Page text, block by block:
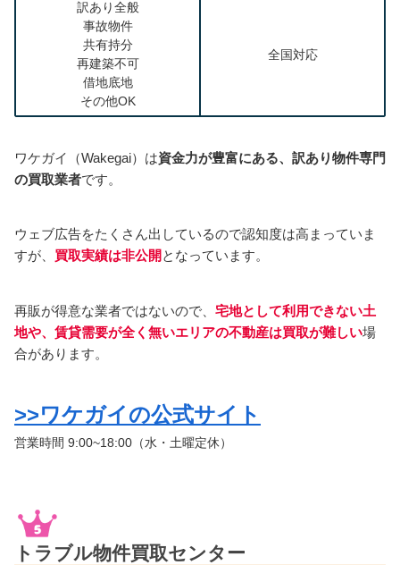
訳あり全般
事故物件
共有持分
再建築不可
借地底地
その他OK
全国対応
ワケガイ（Wakegai）は資金力が豊富にある、訳あり物件専門
の買取業者です。
ウェブ広告をたくさん出しているので認知度は高まっていま
すが、 買取実績は非公開 となっています。
再販が得意な業者ではないので、 宅地として利用できない土
地や、賃貸需要が全く無いエリアの不動産は買取が難しい場
合があります。
>>ワケガイの公式サイト
営業時間 9:00~18:00（水・土曜定休）
トラブル物件買取センター